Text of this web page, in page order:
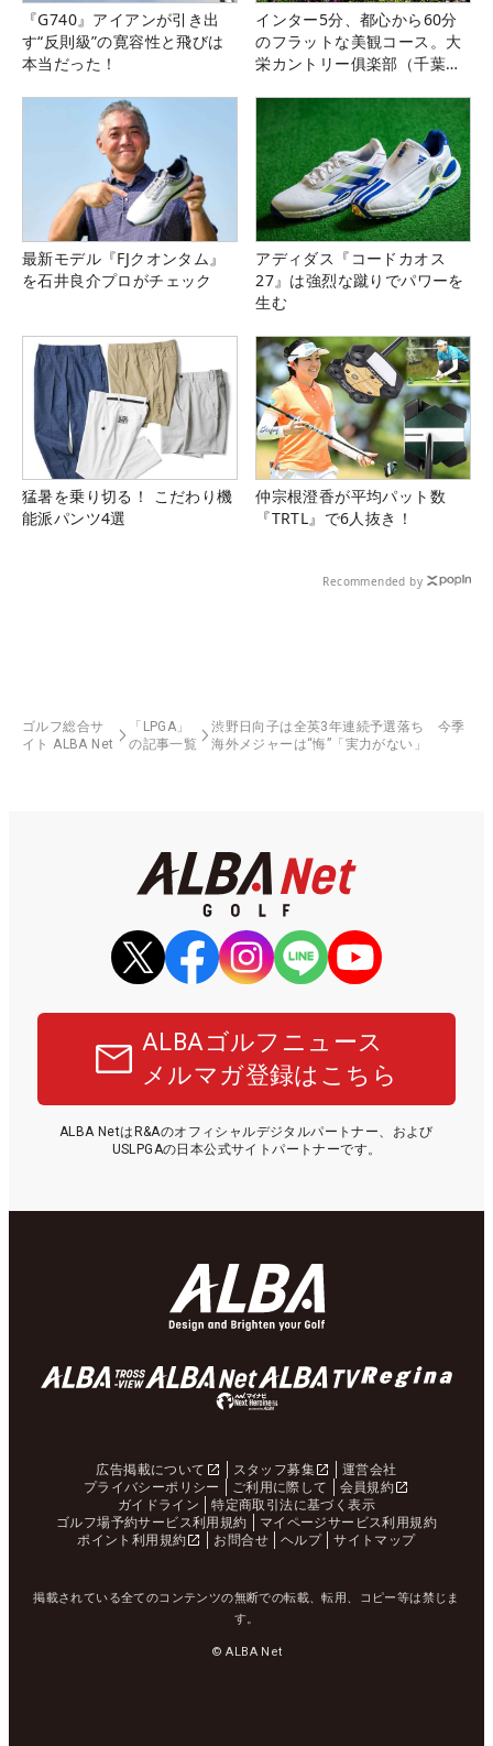
『G740』アイアンが引き出
す“反則級”の寛容性と飛びは
本当だった！
インター5分、都心から60分
のフラットな美観コース。大
栄カントリー俱楽部（千葉
最新モデル『FJクオンタム』
を石井良介プロがチェック
アディダス『コードカオス
27』は強烈な蹴りでパワーを
生む
猛暑を乗り切る！ こだわり機
能派パンツ4選
仲宗根澄香が平均パット数
『TRTL』で6人抜き！
Recommended by
ゴルフ総合サ
イト ALBA Net
「LPGA」
の記事一覧
渋野日向子は全英3年連続予選落ち 今季
海外メジャーは“悔”「実力がない」
ALBAゴルフニュース
メルマガ登録はこちら
ALBA NetはR&Aのオフィシャルデジタルパートナー、および
USLPGAの日本公式サイトパートナーです。
広告掲載について スタッフ募集
運営会社
プライバシーポリシー
ご利用に際して
会員規約
ガイドライン
特定商取引法に基づく表示
ゴルフ場予約サービス利用規約
マイページサービス利用規約
ポイント利用規約
お問合せ ヘルプ サイトマップ
掲載されている全てのコンテンツの無断での転載、転用、コピー等は禁じま
す。
© ALBA Net